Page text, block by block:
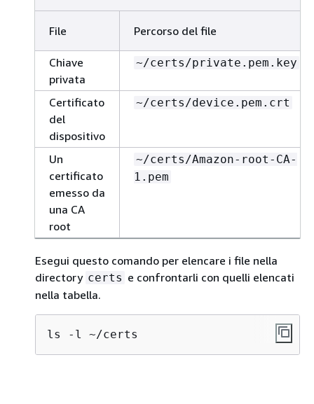
File Percorso del file
Chiave
privata
~/certs/private.pem.key
Certificato
del
dispositivo
~/certs/device.pem.crt
Un
certificato
emesso da
una CA
root
~/certs/Amazon-root-CA-
1.pem
Esegui questo comando per elencare i file nella
directory certs e confrontarli con quelli elencati
nella tabella.
ls -l ~/certs